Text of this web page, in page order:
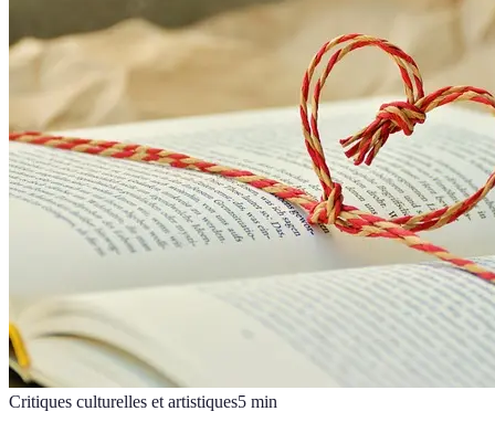
Critiques culturelles et artistiques5 min